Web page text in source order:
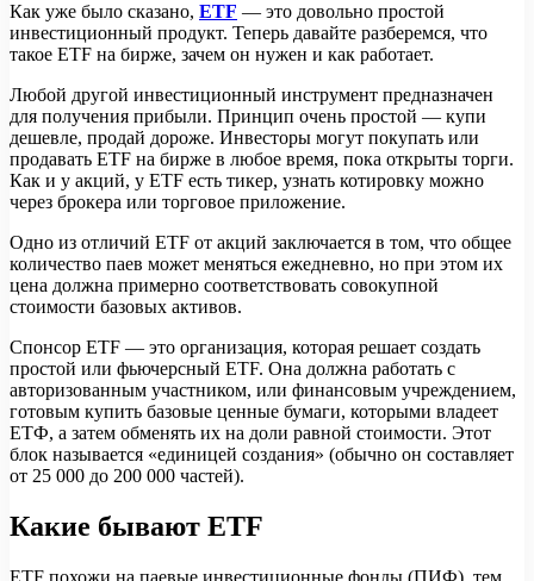
Как уже было сказано, ETF — это довольно простой
инвестиционный продукт. Теперь давайте разберемся, что
такое ETF на бирже, зачем он нужен и как работает.
Любой другой инвестиционный инструмент предназначен
для получения прибыли. Принцип очень простой — купи
дешевле, продай дороже. Инвесторы могут покупать или
продавать ETF на бирже в любое время, пока открыты торги.
Как и у акций, у ETF есть тикер, узнать котировку можно
через брокера или торговое приложение.
Одно из отличий ETF от акций заключается в том, что общее
количество паев может меняться ежедневно, но при этом их
цена должна примерно соответствовать совокупной
стоимости базовых активов.
Спонсор ETF — это организация, которая решает создать
простой или фьючерсный ETF. Она должна работать с
авторизованным участником, или финансовым учреждением,
готовым купить базовые ценные бумаги, которыми владеет
ЕТФ, а затем обменять их на доли равной стоимости. Этот
блок называется «единицей создания» (обычно он составляет
от 25 000 до 200 000 частей).
Какие бывают ETF